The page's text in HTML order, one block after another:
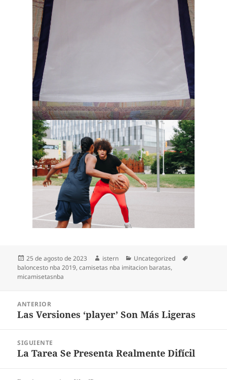
Publicado
el
25 de agosto de 2023 Autor
istern Categorías
Uncategorized
baloncesto nba 2019,camisetas nba imitacion baratas,
micamisetasnba
entradas
ANTERIOR
Entrada
Las Versiones ‘player’ Son Más Ligeras
SIGUIENTE
Entrada
La Tarea Se Presenta Realmente Difícil